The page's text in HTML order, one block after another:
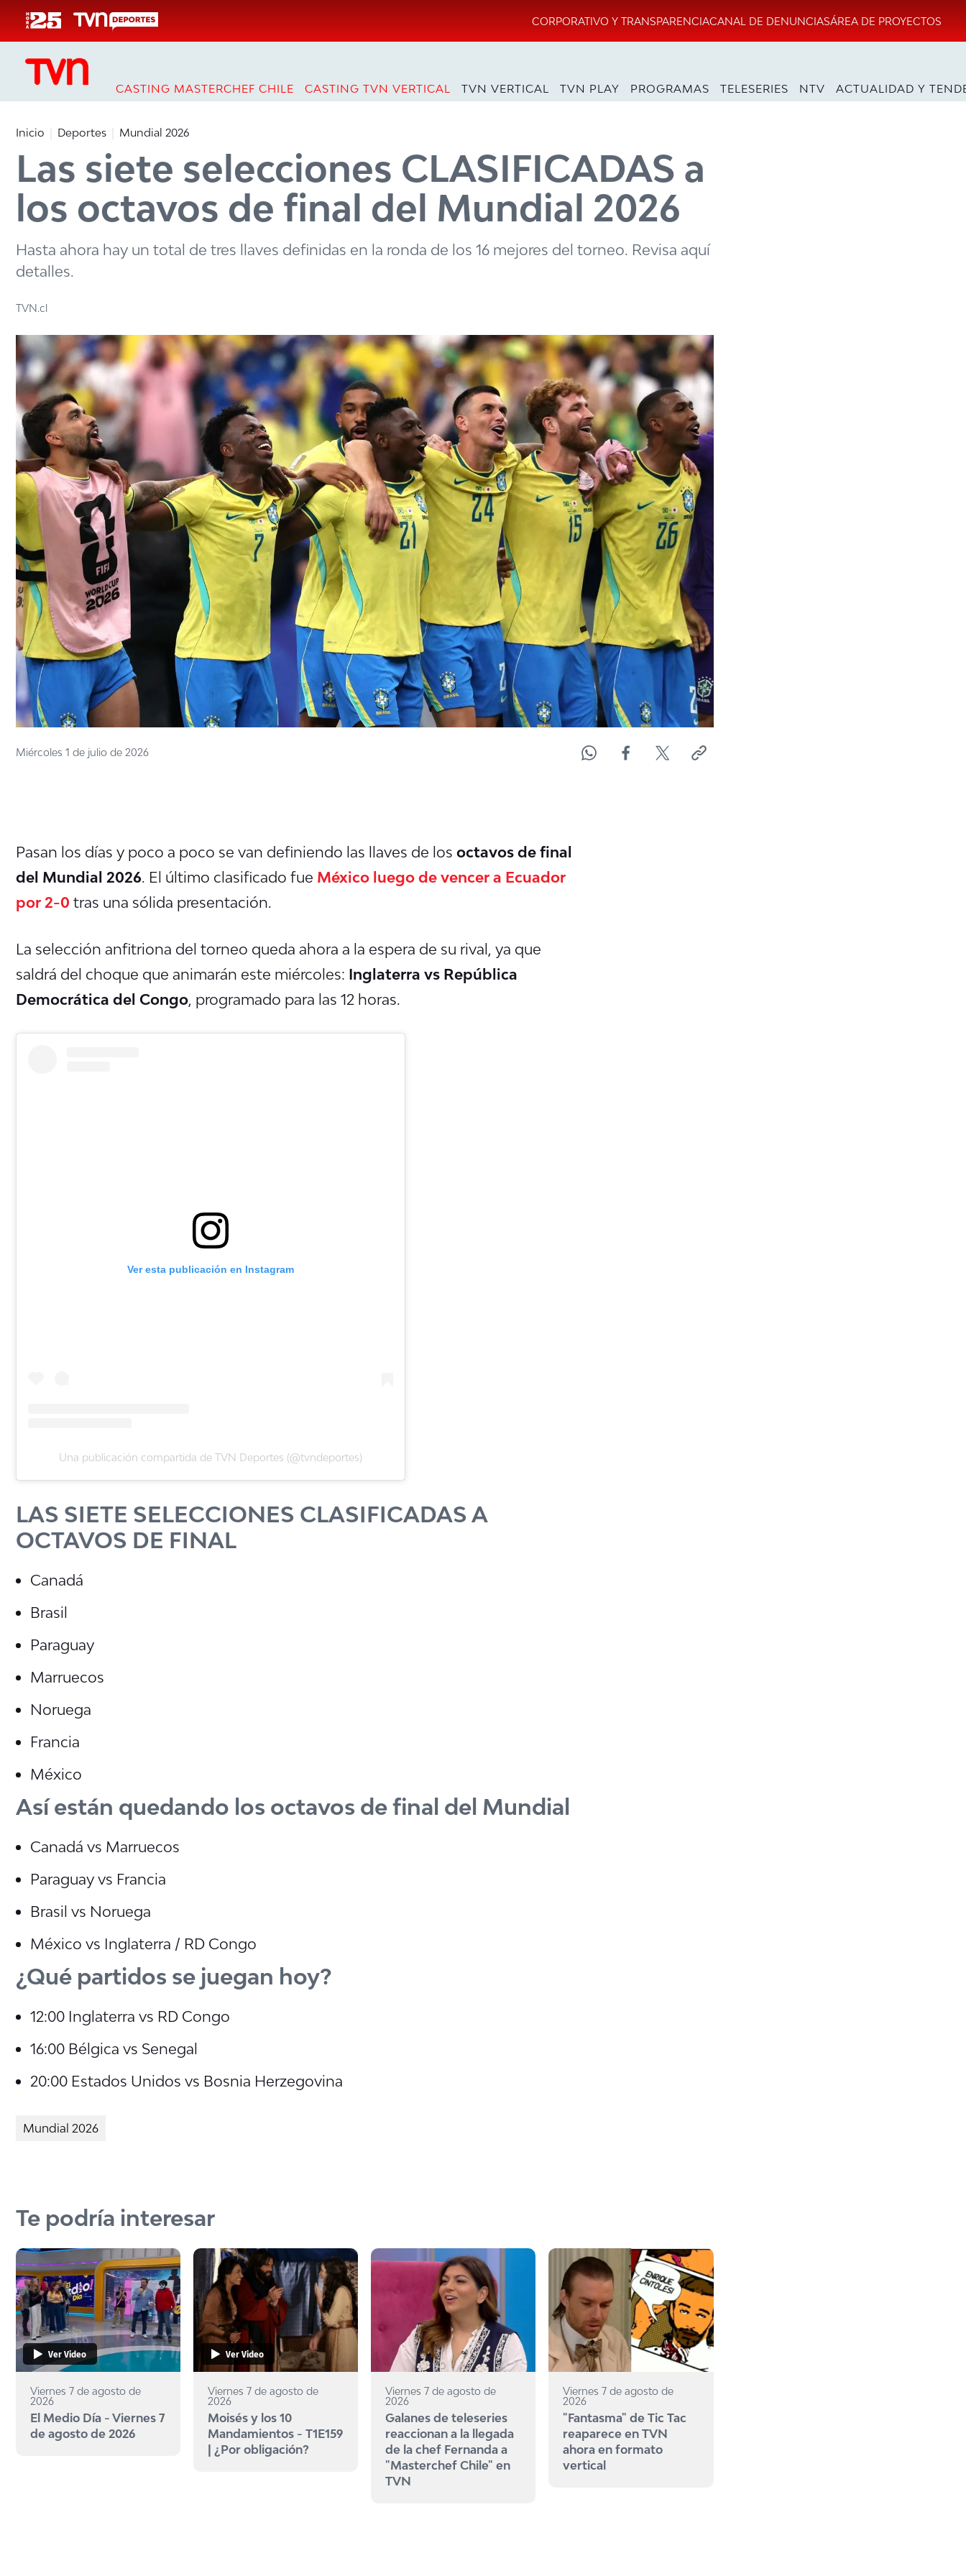
CORPORATIVO Y TRANSPARENCIACANAL DE DENUNCIASÁREA DE PROYECTOS
CASTING MASTERCHEF CHILE CASTING TVN VERTICAL TVN VERTICAL TVN PLAY PROGRAMAS TELESERIES NTV ACTUALIDAD Y
Inicio Deportes Mundial 2026
Las siete selecciones CLASIFICADAS a
los octavos de final del Mundial 2026
Hasta ahora hay un total de tres llaves definidas en la ronda de los 16 mejores del torneo. Revisa aquí
detalles.
TVN.cl
Miércoles 1 de julio de 2026
Pasan los días y poco a poco se van definiendo las llaves de los octavos de final
del Mundial 2026 . El último clasificado fue México luego de vencer a Ecuador
por 2-0 tras una sólida presentación.
La selección anfitriona del torneo queda ahora a la espera de su rival, ya que
saldrá del choque que animarán este miércoles: Inglaterra vs República
Democrática del Congo , programado para las 12 horas.
Ver esta publicación en Instagram
Una publicación compartida de TVN Deportes (@tvndeportes)
LAS SIETE SELECCIONES CLASIFICADAS A
OCTAVOS DE FINAL
Canadá
Brasil
Paraguay
Marruecos
Noruega
Francia
México
Así están quedando los octavos de final del Mundial
Canadá vs Marruecos
Paraguay vs Francia
Brasil vs Noruega
México vs Inglaterra / RD Congo
¿Qué partidos se juegan hoy?
12:00 Inglaterra vs RD Congo
16:00 Bélgica vs Senegal
20:00 Estados Unidos vs Bosnia Herzegovina
Mundial 2026
Te podría interesar
Ver Video
Viernes 7 de agosto de
2026
El Medio Día - Viernes 7
de agosto de 2026
Ver Video
Viernes 7 de agosto de
2026
Moisés y los 10
Mandamientos - T1E159
| ¿Por obligación?
Viernes 7 de agosto de
2026
Galanes de teleseries
reaccionan a la llegada
de la chef Fernanda a
"Masterchef Chile" en
TVN
Viernes 7 de agosto de
2026
"Fantasma" de Tic Tac
reaparece en TVN
ahora en formato
vertical